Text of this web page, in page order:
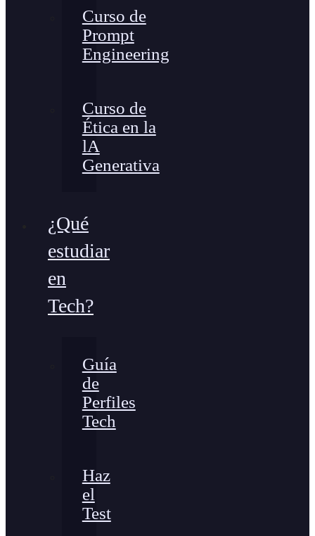
Curso de
Prompt
Engineering
Curso de
Ética en la
lA
Generativa
¿Qué
estudiar
en
Tech?
Guía
de
Perfiles
Tech
Haz
el
Test